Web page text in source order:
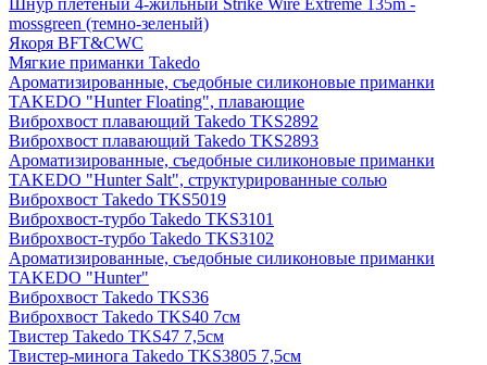
Шнур плетеный 4-жильный Strike Wire Extreme 135m -
mossgreen (темно-зеленый)
Якоря BFT&CWC
Мягкие приманки Takedo
Ароматизированные, съедобные силиконовые приманки
TAKEDO "Hunter Floating", плавающие
Виброхвост плавающий Takedo TKS2892
Виброхвост плавающий Takedo TKS2893
Ароматизированные, съедобные силиконовые приманки
TAKEDO "Hunter Salt", структурированные солью
Виброхвост Takedo TKS5019
Виброхвост-турбо Takedo TKS3101
Виброхвост-турбо Takedo TKS3102
Ароматизированные, съедобные силиконовые приманки
TAKEDO "Hunter"
Виброхвост Takedo TKS36
Виброхвост Takedo TKS40 7см
Твистер Takedo TKS47 7,5см
Твистер-минога Takedo TKS3805 7,5см